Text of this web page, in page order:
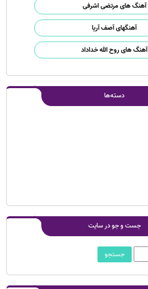
آهنگ های مرتضی اشرفی
آهنگهای آصف آریا
آهنگ های روح الله خداداد
دسته‌ها
جست و جو در سایت